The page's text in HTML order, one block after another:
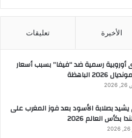
الأخيرة تعليقات
رسمية ضد “فيفا” بسبب أسعار
2026 الباهظة
بصلابة الأسود بعد فوز المغرب على
بكأس العالم 2026